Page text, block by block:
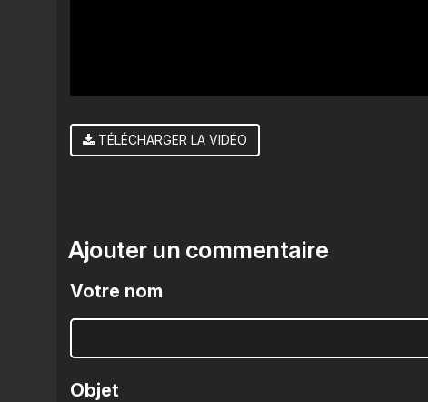
TÉLÉCHARGER LA VIDÉO
Ajouter un commentaire
Votre nom
Objet